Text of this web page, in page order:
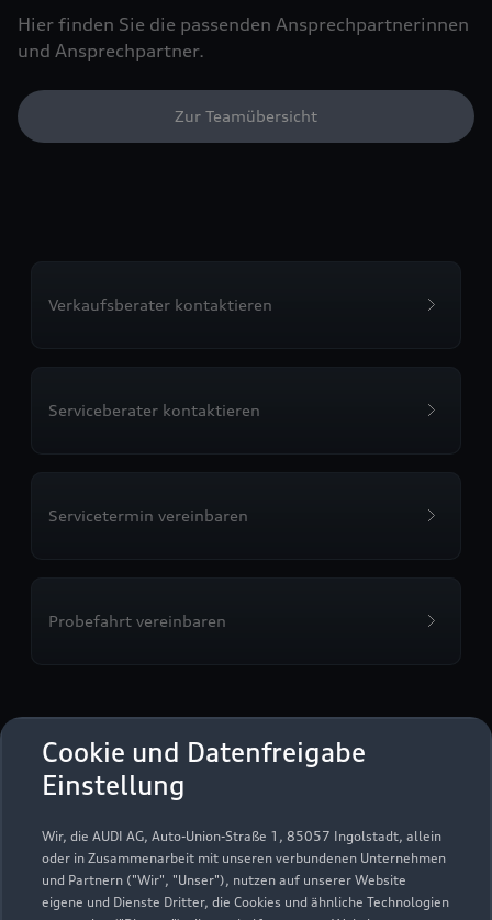
Cookie und Datenfreigabe
Einstellung
Wir, die AUDI AG, Auto-Union-Straße 1, 85057 Ingolstadt, allein
oder in Zusammenarbeit mit unseren verbundenen Unternehmen
und Partnern ("Wir", "Unser"), nutzen auf unserer Website
eigene und Dienste Dritter, die Cookies und ähnliche Technologien
Hier finden Sie die passenden Ansprechpartnerinnen
und Ansprechpartner.
Zur Teamübersicht
Verkaufsberater kontaktieren
Serviceberater kontaktieren
Servicetermin vereinbaren
Probefahrt vereinbaren
Autohaus Fischer GmbH
Autoverkauf
Servicepartner